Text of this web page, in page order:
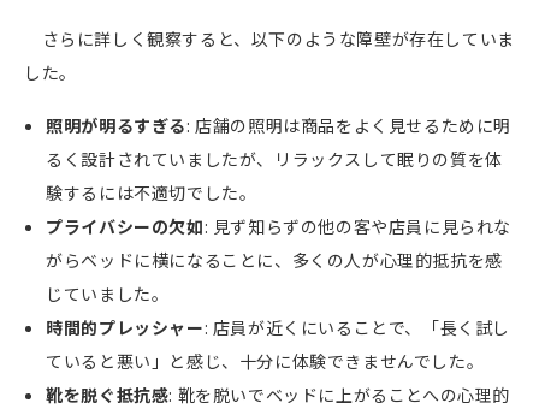
さらに詳しく観察すると、以下のような障壁が存在していま
した。
照明が明るすぎる:店舗の照明は商品をよく見せるために明
るく設計されていましたが、リラックスして眠りの質を体
験するには不適切でした。
プライバシーの欠如: 見ず知らずの他の客や店員に見られな
がらベッドに横になることに、多くの人が心理的抵抗を感
じていました。
時間的プレッシャー: 店員が近くにいることで、「長く試し
ていると悪い」と感じ、十分に体験できませんでした。
靴を脱ぐ抵抗感: 靴を脱いでベッドに上がることへの心理的